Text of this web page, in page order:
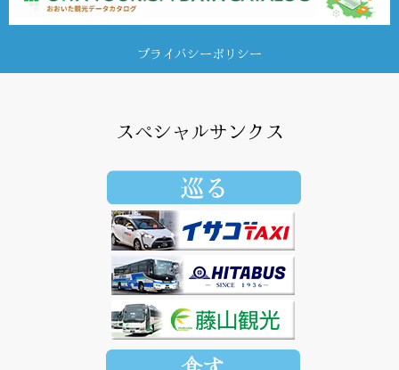
プライバシーポリシー
スペシャルサンクス